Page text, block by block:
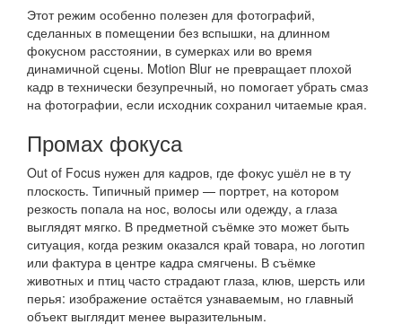
Этот режим особенно полезен для фотографий,
сделанных в помещении без вспышки, на длинном
фокусном расстоянии, в сумерках или во время
динамичной сцены. Motion Blur не превращает плохой
кадр в технически безупречный, но помогает убрать смаз
на фотографии, если исходник сохранил читаемые края.
Промах фокуса
Out of Focus нужен для кадров, где фокус ушёл не в ту
плоскость. Типичный пример — портрет, на котором
резкость попала на нос, волосы или одежду, а глаза
выглядят мягко. В предметной съёмке это может быть
ситуация, когда резким оказался край товара, но логотип
или фактура в центре кадра смягчены. В съёмке
животных и птиц часто страдают глаза, клюв, шерсть или
перья: изображение остаётся узнаваемым, но главный
объект выглядит менее выразительным.